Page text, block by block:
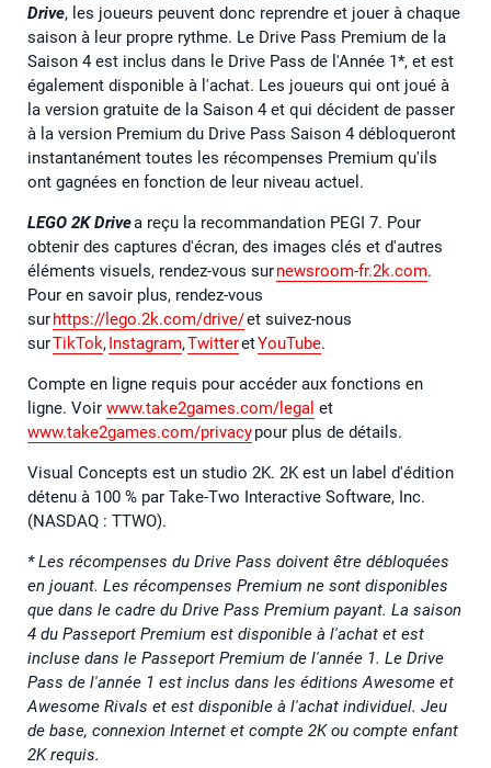
Drive, les joueurs peuvent donc reprendre et jouer à chaque
saison à leur propre rythme. Le Drive Pass Premium de la
Saison 4 est inclus dans le Drive Pass de l'Année 1*, et est
également disponible à l'achat. Les joueurs qui ont joué à
la version gratuite de la Saison 4 et qui décident de passer
à la version Premium du Drive Pass Saison 4 débloqueront
instantanément toutes les récompenses Premium qu'ils
ont gagnées en fonction de leur niveau actuel.
LEGO 2K Drivea reçu la recommandation PEGI 7. Pour
obtenir des captures d'écran, des images clés et d'autres
éléments visuels, rendez-vous surnewsroom-fr.2k.com.
Pour en savoir plus, rendez-vous
surhttps://lego.2k.com/drive/et suivez-nous
surTikTok,Instagram,TwitteretYouTube.
Compte en ligne requis pour accéder aux fonctions en
ligne. Voir www.take2games.com/legal et
www.take2games.com/privacypour plus de détails.
Visual Concepts est un studio 2K. 2K est un label d'édition
détenu à 100 % par Take-Two Interactive Software, Inc.
(NASDAQ : TTWO).
* Les récompenses du Drive Pass doivent être débloquées
en jouant. Les récompenses Premium ne sont disponibles
que dans le cadre du Drive Pass Premium payant. La saison
4 du Passeport Premium est disponible à l'achat et est
incluse dans le Passeport Premium de l'année 1. Le Drive
Pass de l'année 1 est inclus dans les éditions Awesome et
Awesome Rivals et est disponible à l'achat individuel. Jeu
de base, connexion Internet et compte 2K ou compte enfant
2K requis.